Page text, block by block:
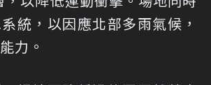
統，以因應北部多雨氣候，
力。